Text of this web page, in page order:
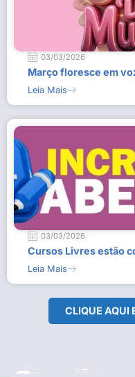
03/03/2026
Março floresce em
Leia Mais
03/03/2026
Cursos Livres estão
Leia Mais
CLIQUE AQUI